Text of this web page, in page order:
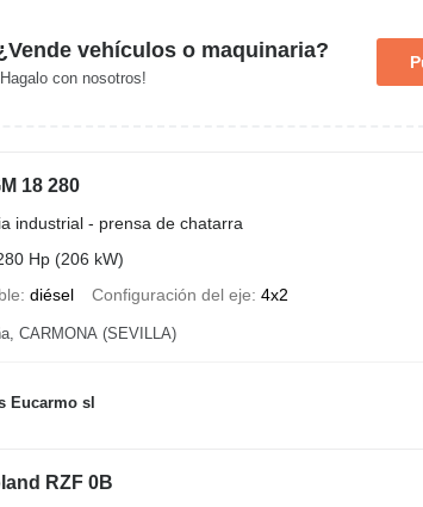
vehículos o maquinaria?
con nosotros!
18 280
industrial - prensa de chatarra
Hp (206 kW)
diésel Configuración del eje 4x2
CARMONA (SEVILLA)
Eucarmo sl
RZF 0B